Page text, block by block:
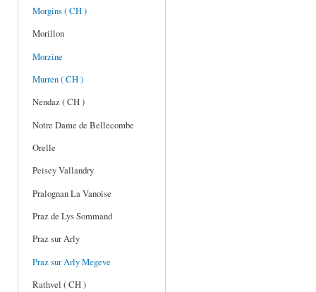
Morgins ( CH )
Morillon
Morzine
Murren ( CH )
Nendaz ( CH )
Notre Dame de Bellecombe
Orelle
Peisey Vallandry
Pralognan La Vanoise
Praz de Lys Sommand
Praz sur Arly
Praz sur Arly Megeve
Rathvel ( CH )